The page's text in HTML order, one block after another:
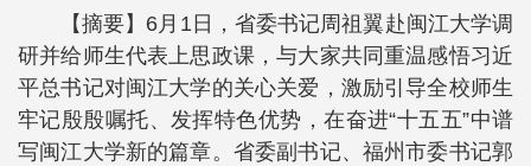
【摘要】6月1日，省委书记周祖翼赴闽江大学调
研并给师生代表上思政课，与大家共同重温感悟习近
平总书记对闽江大学的关心关爱，激励引导全校师生
牢记殷殷嘱托、发挥特色优势，在奋进“十五五”中谱
写闽江大学新的篇章。省委副书记、福州市委书记郭